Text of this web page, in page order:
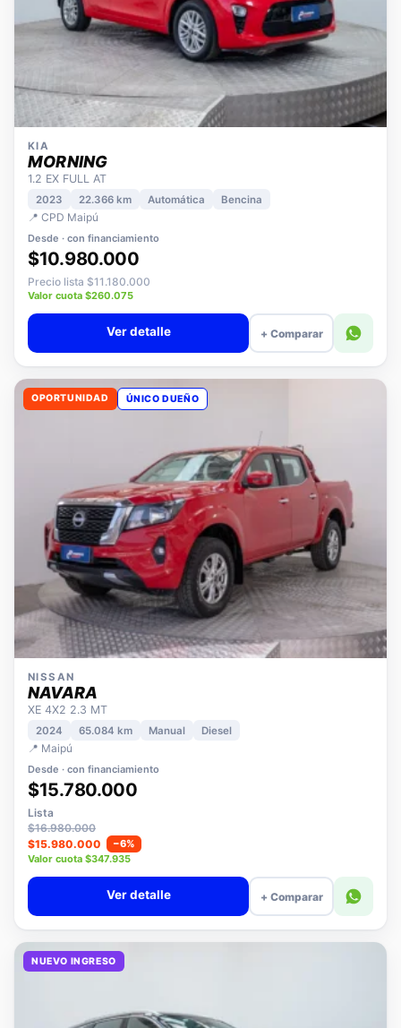
KIA
MORNING
1.2 EX FULL AT
2023 22.366 km
📍 CPD Maipú
Desde · con financiamiento
$10.980.000
Precio lista $11.180.000
Valor cuota $260.075
+ Comparar
OPORTUNIDAD
NISSAN
NAVARA
XE 4X2 2.3 MT
2024
📍 Maipú
Desde · con financiamiento
$15.780.000
Lista
$16.980.000
$15.980.000
−6%
Valor cuota $347.935
+ Comparar